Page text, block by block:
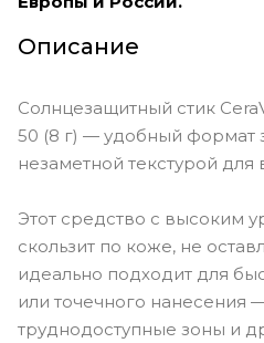
Описание
Солнцезащитный стик
50 (8 г) — удобный формат
незаметной текстурой для
Этот средство с высоким
скользит по коже, не
идеально подходит для
или точечного нанесения
труднодоступные зоны и